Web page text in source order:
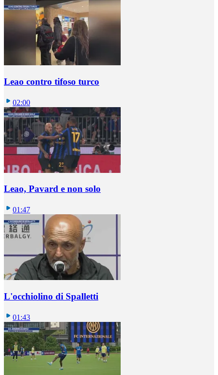
Leao contro tifoso turco
02:00
Leao, Pavard e non solo
01:47
L'occhiolino di Spalletti
01:43